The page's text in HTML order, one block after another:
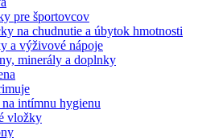
pre športovcov
na chudnutie a úbytok hmotnosti
a výživové nápoje
minerály a doplnky
intímnu hygienu
vložky